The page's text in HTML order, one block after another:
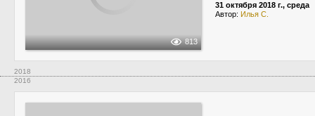
813
31 октября 2018 г., среда
Автор: Илья С.
2018
2016